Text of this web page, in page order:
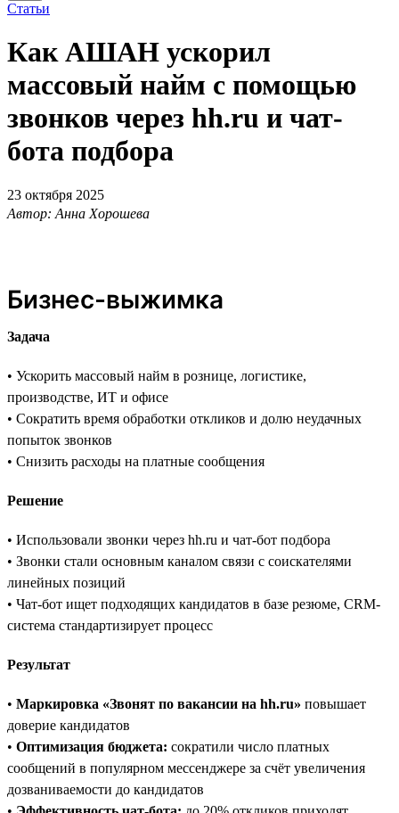
Статьи
Как АШАН ускорил
массовый найм с помощью
звонков через hh.ru и чат-
бота подбора
23 октября 2025
Автор: Анна Хорошева
Бизнес-выжимка
Задача
• Ускорить массовый найм в рознице, логистике,
производстве, ИТ и офисе
• Сократить время обработки откликов и долю неудачных
попыток звонков
• Снизить расходы на платные сообщения
Решение
• Использовали звонки через hh.ru и чат-бот подбора
• Звонки стали основным каналом связи с соискателями
линейных позиций
• Чат-бот ищет подходящих кандидатов в базе резюме, CRM-
система стандартизирует процесс
Результат
• Маркировка «Звонят по вакансии на hh.ru» повышает
доверие кандидатов
• Оптимизация бюджета: сократили число платных
сообщений в популярном мессенджере за счёт увеличения
дозваниваемости до кандидатов